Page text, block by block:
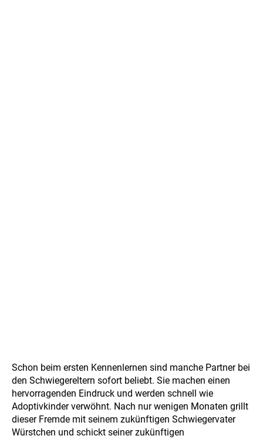
Schon beim ersten Kennenlernen sind manche Partner bei
den Schwiegereltern sofort beliebt. Sie machen einen
hervorragenden Eindruck und werden schnell wie
Adoptivkinder verwöhnt. Nach nur wenigen Monaten grillt
dieser Fremde mit seinem zukünftigen Schwiegervater
Würstchen und schickt seiner zukünftigen